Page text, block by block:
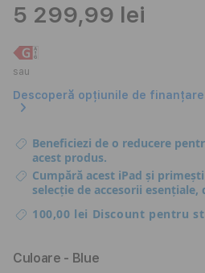
5 299,99 lei
sau
Descoperă opțiunile de finanțare
Beneficiezi de o reducere
acest produs.
Cumpără acest iPad și
selecție de accesorii
100,00 lei Discount pentru
Culoare - Blue